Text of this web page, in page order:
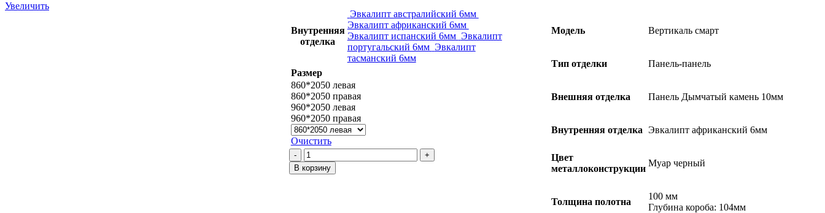
Увеличить
Внутренняя
отделка
Эвкалипт австралийский 6мм
Эвкалипт африканский 6мм
Эвкалипт испанский 6мм Эвкалипт
португальский 6мм Эвкалипт
тасманский 6мм
Размер
860*2050 левая
860*2050 правая
960*2050 левая
960*2050 правая
Очистить
Количество
товара
Вертикаль
В корзину
Модель Вертикаль смарт
Тип отделки Панель-панель
Внешняя отделка Панель Дымчатый камень 10мм
Внутренняя отделка Эвкалипт африканский 6мм
Цвет
металлоконструкции
Муар черный
Толщина полотна
100 мм
Глубина короба: 104мм